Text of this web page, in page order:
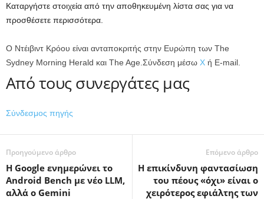
Καταργήστε στοιχεία από την αποθηκευμένη λίστα σας για να
προσθέσετε περισσότερα.
Ο Ντέιβιντ Κρόου είναι ανταποκριτής στην Ευρώπη των The
Sydney Morning Herald και The Age. Σύνδεση μέσω Χ ή E-mail.
Από τους συνεργάτες μας
Σύνδεσμος πηγής
Προηγούμενο άρθρο
Η Google ενημερώνει το
Android Bench με νέο LLM,
αλλά ο Gemini
Επόμενο άρθρο
Η επικίνδυνη φαντασίωση
του πέους «όχι» είναι ο
χειρότερος εφιάλτης των